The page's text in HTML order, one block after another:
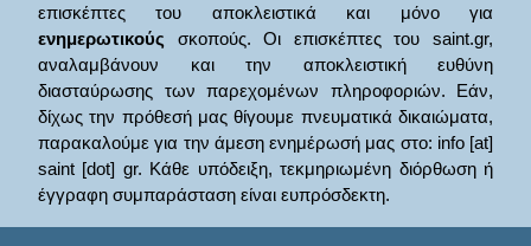
επισκέπτες του αποκλειστικά και μόνο για
ενημερωτικούς σκοπούς. Οι επισκέπτες του saint.gr,
αναλαμβάνουν και την αποκλειστική ευθύνη
διασταύρωσης των παρεχομένων πληροφοριών. Εάν,
δίχως την πρόθεσή μας θίγουμε πνευματικά δικαιώματα,
παρακαλούμε για την άμεση ενημέρωσή μας στο: info [at]
saint [dot] gr. Κάθε υπόδειξη, τεκμηριωμένη διόρθωση ή
έγγραφη συμπαράσταση είναι ευπρόσδεκτη.